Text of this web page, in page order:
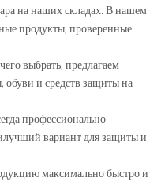
на наших складах. В нашем
продукты, проверенные
выбрать, предлагаем
и средств защиты на
профессионально
вариант для защиты и
максимально быстро и